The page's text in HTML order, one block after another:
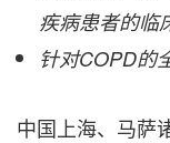
疾病患者的临
针对COPD的
中国上海、马萨